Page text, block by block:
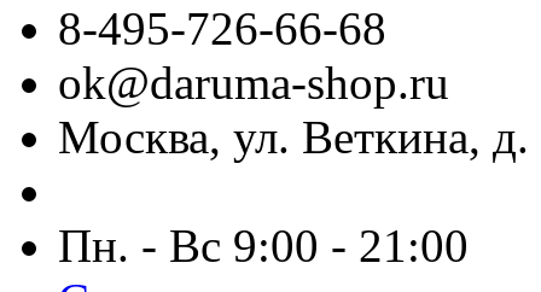
8-495-726-66-68
ok@daruma-shop.ru
Москва, ул. Веткина, д.
Пн. - Вс 9:00 - 21:00